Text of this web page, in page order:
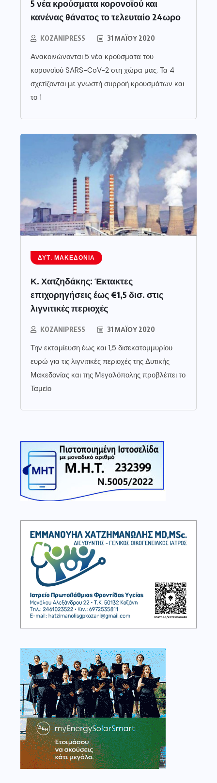
5 νέα κρούσματα κορονοϊού και
κανένας θάνατος το τελευταίο 24ωρο
KOZANIPRESS 31 ΜΑΪ́ΟΥ 2020
Ανακοινώνονται 5 νέα κρούσματα του
κορονοϊού SARS-CoV-2 στη χώρα μας. Τα 4
σχετίζονται με γνωστή συρροή κρουσμάτων και
το 1
ΔΥΤ. ΜΑΚΕΔΟΝΊΑ
Κ. Χατζηδάκης: Έκτακτες
επιχορηγήσεις έως €1,5 δισ. στις
λιγνιτικές περιοχές
KOZANIPRESS 31 ΜΑΪ́ΟΥ 2020
Την εκταμίευση έως και 1,5 δισεκατομμυρίου
ευρώ για τις λιγνιτικές περιοχές της Δυτικής
Μακεδονίας και της Μεγαλόπολης προβλέπει το
Ταμείο